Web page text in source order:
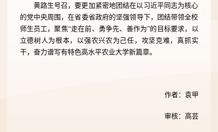
黄路生号召，要更加紧密地团结在以习近平同志为核心
的党中央周围，在省委省政府的坚强领导下，团结带领全校
师生员工，聚焦“走在前、勇争先、善作为”的目标要求，以
立德树人为根本，以强农兴农为己任，攻坚克难，真抓实
干，奋力谱写有特色高水平农业大学新篇章。
作者：袁甲
审核：高芸